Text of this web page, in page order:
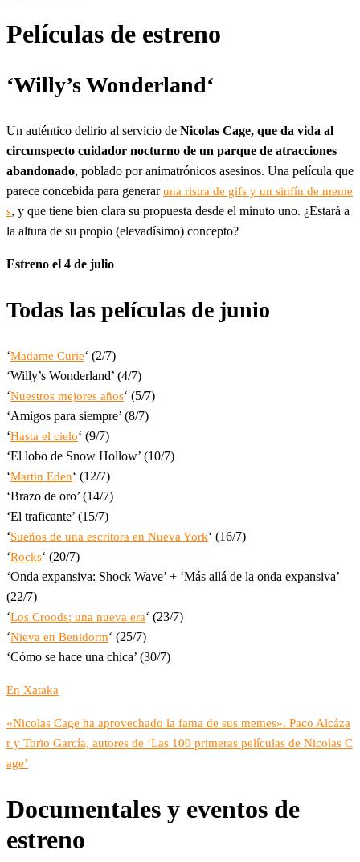
Películas de estreno
‘Willy’s Wonderland‘
Un auténtico delirio al servicio de Nicolas Cage, que da vida al
circunspecto cuidador nocturno de un parque de atracciones
abandonado, poblado por animatrónicos asesinos. Una película que
parece concebida para generaruna ristra de gifs y un sinfín de meme
s, y que tiene bien clara su propuesta desde el minuto uno. ¿Estará a
la altura de su propio (elevadísimo) concepto?
Estreno el 4 de julio
Todas las películas de junio
‘Madame Curie‘ (2/7)
‘Willy’s Wonderland’ (4/7)
‘Nuestros mejores años‘ (5/7)
‘Amigos para siempre’ (8/7)
‘Hasta el cielo‘ (9/7)
‘El lobo de Snow Hollow’ (10/7)
‘Martin Eden‘ (12/7)
‘Brazo de oro’ (14/7)
‘El traficante’ (15/7)
‘Sueños de una escritora en Nueva York‘ (16/7)
‘Rocks‘ (20/7)
‘Onda expansiva: Shock Wave’ + ‘Más allá de la onda expansiva’
(22/7)
‘Los Croods: una nueva era‘ (23/7)
‘Nieva en Benidorm‘ (25/7)
‘Cómo se hace una chica’ (30/7)
En Xataka
«Nicolas Cage ha aprovechado la fama de sus memes». Paco Alcáza
r y Torïo García, autores de ‘Las 100 primeras películas de Nicolas C
age’
Documentales y eventos de
estreno